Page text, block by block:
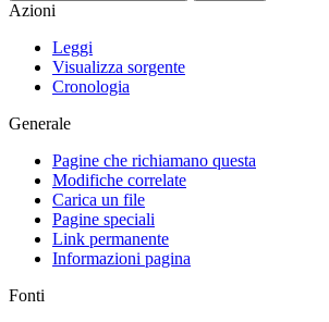
Azioni
Leggi
Visualizza sorgente
Cronologia
Generale
Pagine che richiamano questa
Modifiche correlate
Carica un file
Pagine speciali
Link permanente
Informazioni pagina
Fonti